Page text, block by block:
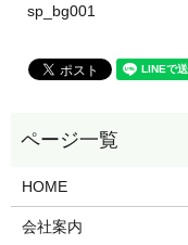
sp_bg001
HOME
会社案内